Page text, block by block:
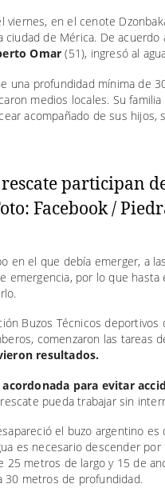
viernes, en el cenote
de Mérica. De
Omar(51), ingresó al
una profundidad mínima de
medios locales. Su
acompañado de sus hijos,
en el que debía emerger, a
emergencia, por lo que
Buzos Técnicos deportivos
comenzaron las tareas
resultados.
para evitar
pueda trabajar sin
el buzo argentino es
es necesario descender por
25 metros de largo y 15 de
30 metros de profundidad.